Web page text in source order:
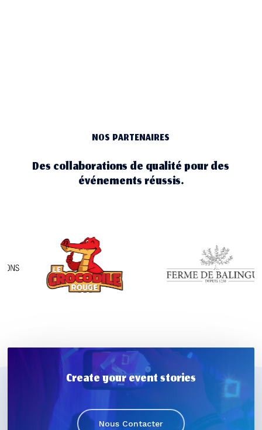
NOS PARTENAIRES
Des collaborations de qualité pour des
événements réussis.
Create your event stories
Nous Contacter